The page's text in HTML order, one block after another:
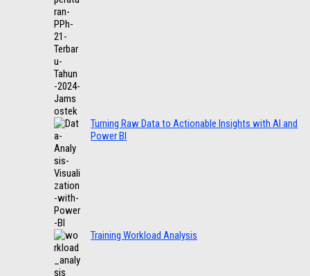
Turning Raw Data to Actionable Insights with AI and
Power BI
Training Workload Analysis